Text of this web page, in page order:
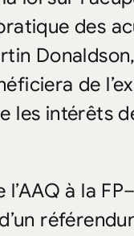
des
de
les intérêts
à la